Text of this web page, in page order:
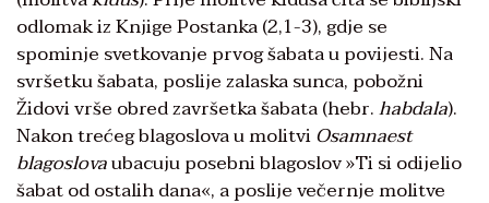
odlomak iz Knjige Postanka (2,1-3), gdje se
spominje svetkovanje prvog šabata u povijesti. Na
svršetku šabata, poslije zalaska sunca, pobožni
Židovi vrše obred završetka šabata (hebr.habdala).
Nakon trećeg blagoslova u molitviOsamnaest
blagoslovaubacuju posebni blagoslov »Ti si odijelio
šabat od ostalih dana«, a poslije večernje molitve